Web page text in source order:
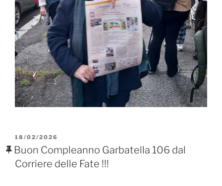
PUBBLICATO
IL
18/02/2026
Buon Compleanno Garbatella 106 dal
Corriere delle Fate !!!